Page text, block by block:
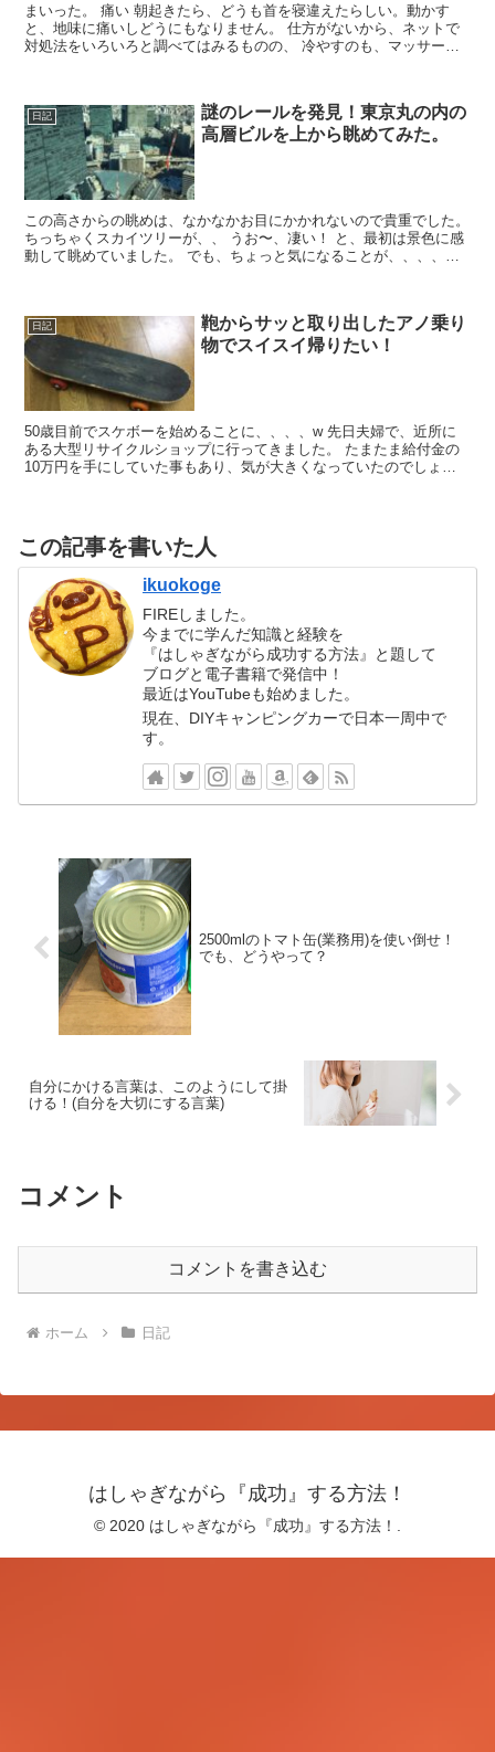
まいった。 痛い 朝起きたら、どうも首を寝違えたらしい。動かす
と、地味に痛いしどうにもなりません。 仕方がないから、ネットで
対処法をいろいろと調べてはみるものの、 冷やすのも、マッサージ
日記
謎のレールを発見！東京丸の内の
高層ビルを上から眺めてみた。
この高さからの眺めは、なかなかお目にかかれないので貴重でした。
ちっちゃくスカイツリーが、、 うお〜、凄い！ と、最初は景色に感
動して眺めていました。 でも、ちょっと気になることが、、、、
日記
鞄からサッと取り出したアノ乗り
物でスイスイ帰りたい！
50歳目前でスケボーを始めることに、、、、w 先日夫婦で、近所に
ある大型リサイクルショップに行ってきました。 たまたま給付金の
10万円を手にしていた事もあり、気が大きくなっていたのでしょうw
この記事を書いた人
ikuokoge
FIREしました。
今までに学んだ知識と経験を
『はしゃぎながら成功する方法』と題して
ブログと電子書籍で発信中！
最近はYouTubeも始めました。
現在、DIYキャンピングカーで日本一周中で
す。
2500mlのトマト缶(業務用)を使い倒せ！
でも、どうやって？
自分にかける言葉は、このようにして掛
ける！(自分を大切にする言葉)
コメント
コメントを書き込む
ホーム 日記
はしゃぎながら『成功』する方法！
© 2020 はしゃぎながら『成功』する方法！.